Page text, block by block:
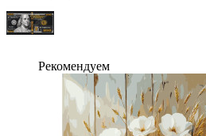
Рекомендуем